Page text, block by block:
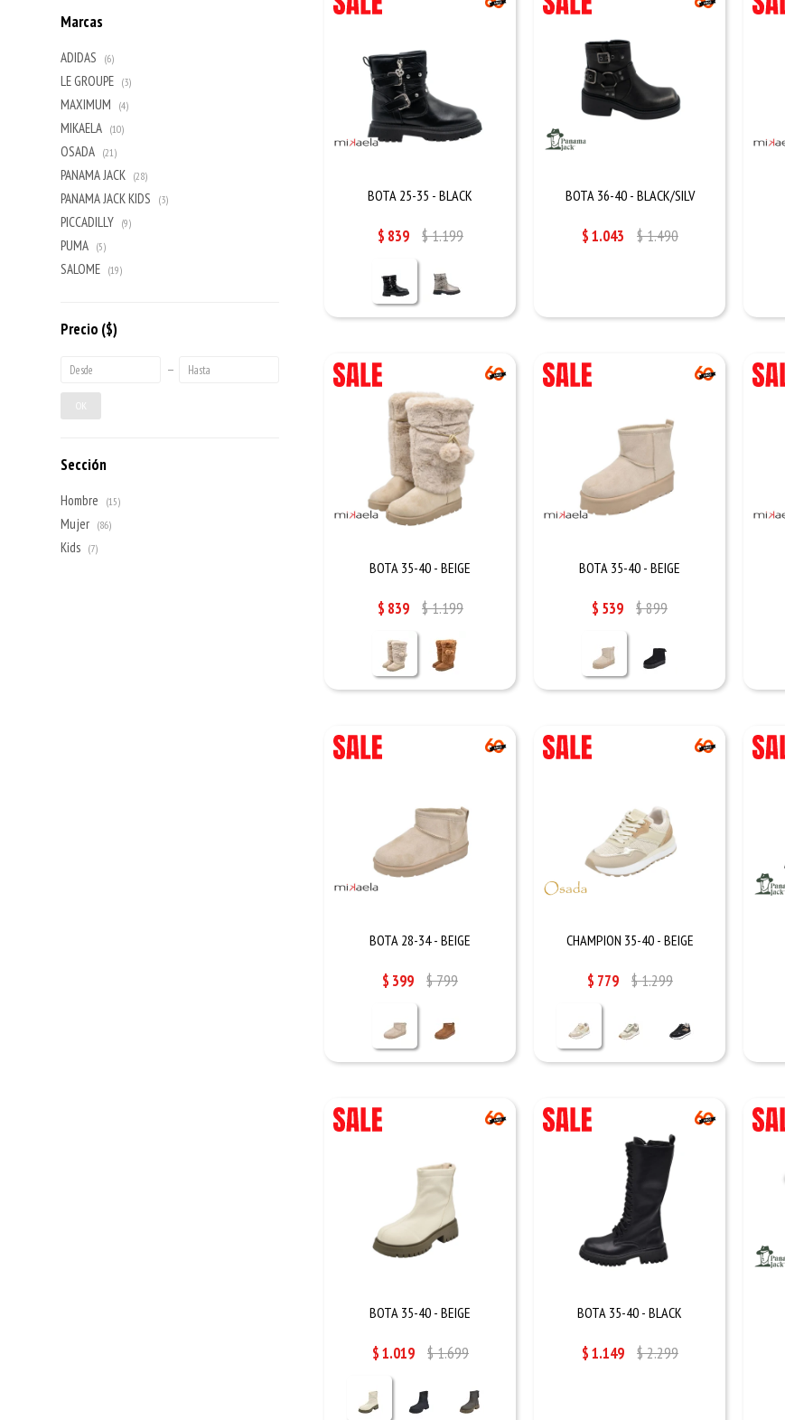
BOTA 25-35 - BLACK
$ 839 $1.199
BOTA 36-40 - BLACK/SILV
$1.043 $1.490
BOTA 35-40 - BEIGE
$ 839 $1.199
BOTA 35-40 - BEIGE
$ 539 $899
BOTA 28-34 - BEIGE
$ 399 $799
CHAMPION 35-40 - BEIGE
$ 779 $1.299
BOTA 35-40 - BEIGE
$1.019 $1.699
BOTA 35-40 - BLACK
$1.149 $2.299
Marcas
ADIDAS (6)
LE GROUPE (3)
MAXIMUM (4)
MIKAELA (10)
OSADA (21)
PANAMA JACK (28)
PANAMA JACK KIDS (3)
PICCADILLY (9)
PUMA (5)
SALOME (19)
Precio ($)
OK
Sección
Hombre (15)
Mujer (86)
Kids (7)